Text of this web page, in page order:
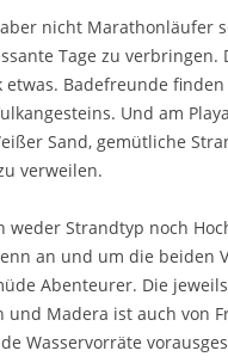
nicht Marathonläufer
Tage zu
etwas. Badefreunde
Und am
Sand, gemütliche
verweilen.
weder Strandtyp noch
an und um die beiden
Abenteurer. Die
und Madera ist auch von
Wasservorräte